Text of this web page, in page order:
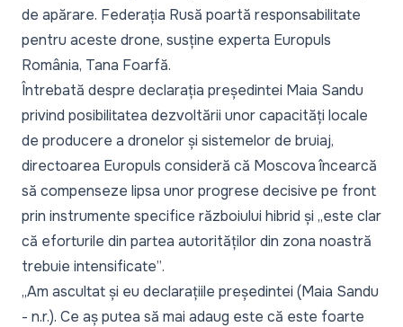
de apărare. Federația Rusă poartă responsabilitate
pentru aceste drone, susține experta Europuls
România, Tana Foarfă.
Întrebată despre declarația președintei Maia Sandu
privind posibilitatea dezvoltării unor capacități locale
de producere a dronelor și sistemelor de bruiaj,
directoarea Europuls consideră că Moscova încearcă
să compenseze lipsa unor progrese decisive pe front
prin instrumente specifice războiului hibrid și „este clar
că eforturile din partea autorităților din zona noastră
trebuie intensificate”.
„Am ascultat și eu declarațiile președintei (Maia Sandu
- n.r.). Ce aș putea să mai adaug este că este foarte